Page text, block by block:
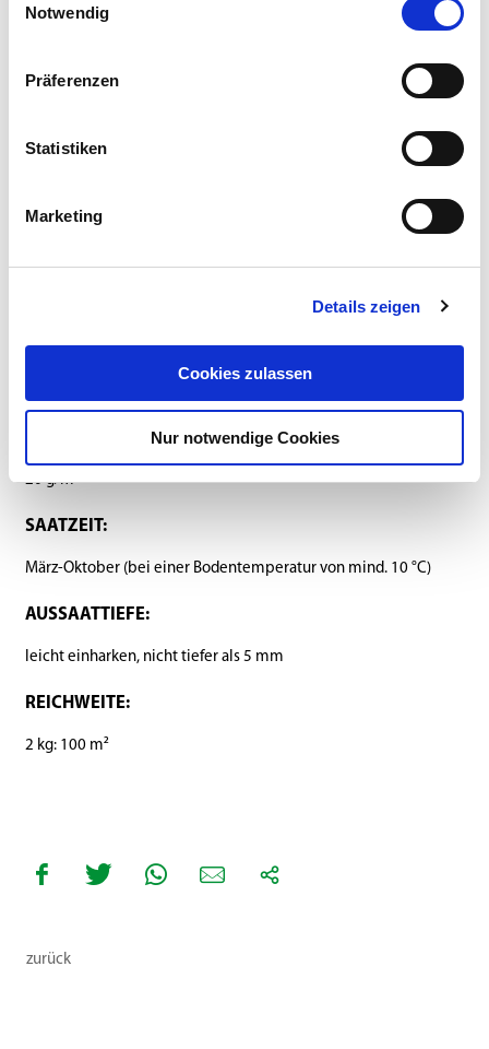
Notwendig
Präferenzen
Statistiken
Marketing
Details zeigen
Cookies zulassen
Nur notwendige Cookies
Händler
Dieses Produkt erhalten Sie bei folgenden Händlern:
Zusammensetzung
20 g/m²
SAATZEIT:
März-Oktober (bei einer Bodentemperatur von mind. 10 °C)
AUSSAATTIEFE:
leicht einharken, nicht tiefer als 5 mm
REICHWEITE:
2 kg: 100 m²
zurück